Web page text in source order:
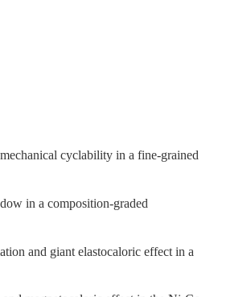
cyclability in a fine-grained
in a composition-graded
and giant elastocaloric effect in a